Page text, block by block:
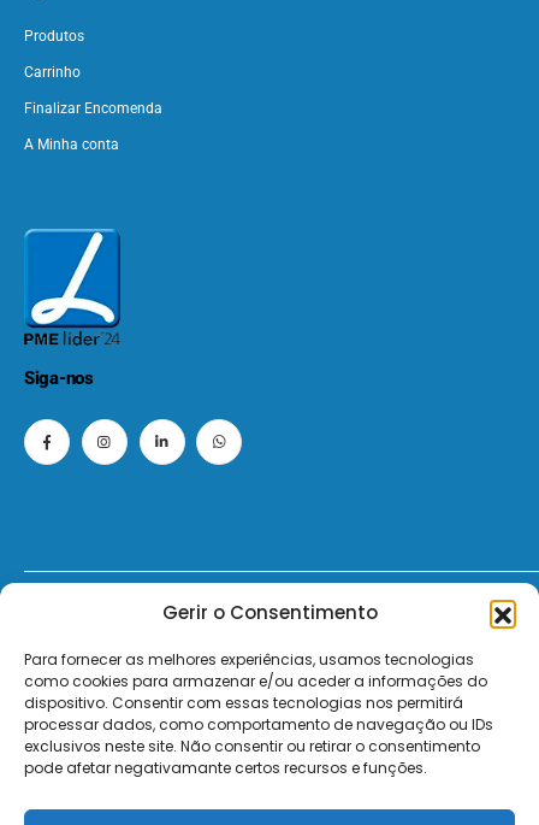
Gerir o Consentimento
Para fornecer as melhores experiências, usamos tecnologias
como cookies para armazenar e/ou aceder a informações do
dispositivo. Consentir com essas tecnologias nos permitirá
processar dados, como comportamento de navegação ou IDs
exclusivos neste site. Não consentir ou retirar o consentimento
pode afetar negativamante certos recursos e funções.
Produtos
Carrinho
Finalizar Encomenda
A Minha conta
Siga-nos
© 2026 - ElectroMatos - Todos os direitos reservados.
Site by VC.
Pagamentos Seguros MB | MB WAY | Transferência Bancária | Payshop | Visa | Mastercard | Visa